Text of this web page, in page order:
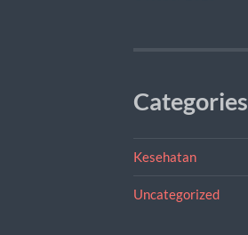
Categories
Kesehatan
Uncategorized